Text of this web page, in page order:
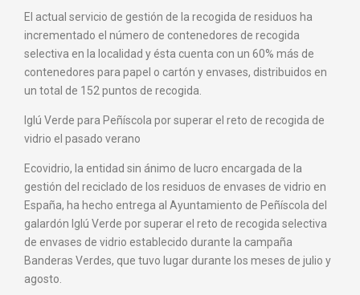
El actual servicio de gestión de la recogida de residuos ha
incrementado el número de contenedores de recogida
selectiva en la localidad y ésta cuenta con un 60% más de
contenedores para papel o cartón y envases, distribuidos en
un total de 152 puntos de recogida.
Iglú Verde para Peñíscola por superar el reto de recogida de
vidrio el pasado verano
Ecovidrio, la entidad sin ánimo de lucro encargada de la
gestión del reciclado de los residuos de envases de vidrio en
España, ha hecho entrega al Ayuntamiento de Peñíscola del
galardón Iglú Verde por superar el reto de recogida selectiva
de envases de vidrio establecido durante la campaña
Banderas Verdes, que tuvo lugar durante los meses de julio y
agosto.